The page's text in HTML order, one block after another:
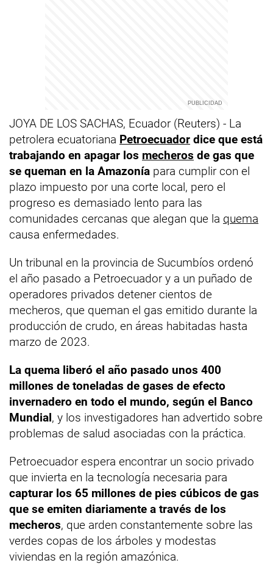
JOYA DE LOS SACHAS, Ecuador (Reuters) - La
petrolera ecuatoriana Petroecuador dice que está
trabajando en apagar los mecheros de gas que
se queman en la Amazonía para cumplir con el
plazo impuesto por una corte local, pero el
progreso es demasiado lento para las
comunidades cercanas que alegan que la quema
causa enfermedades.
Un tribunal en la provincia de Sucumbíos ordenó
el año pasado a Petroecuador y a un puñado de
operadores privados detener cientos de
mecheros, que queman el gas emitido durante la
producción de crudo, en áreas habitadas hasta
marzo de 2023.
La quema liberó el año pasado unos 400
millones de toneladas de gases de efecto
invernadero en todo el mundo, según el Banco
Mundial, y los investigadores han advertido sobre
problemas de salud asociadas con la práctica.
Petroecuador espera encontrar un socio privado
que invierta en la tecnología necesaria para
capturar los 65 millones de pies cúbicos de gas
que se emiten diariamente a través de los
mecheros, que arden constantemente sobre las
verdes copas de los árboles y modestas
viviendas en la región amazónica.